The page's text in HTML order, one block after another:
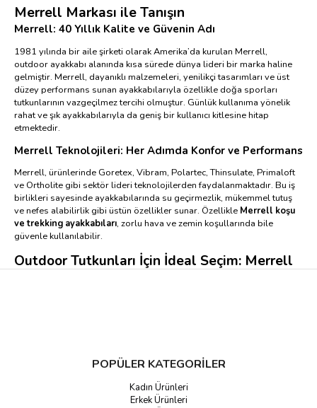
Merrell Markası ile Tanışın
Merrell: 40 Yıllık Kalite ve Güvenin Adı
1981 yılında bir aile şirketi olarak Amerika’da kurulan Merrell,
outdoor ayakkabı alanında kısa sürede dünya lideri bir marka haline
gelmiştir. Merrell, dayanıklı malzemeleri, yenilikçi tasarımları ve üst
düzey performans sunan ayakkabılarıyla özellikle doğa sporları
tutkunlarının vazgeçilmez tercihi olmuştur. Günlük kullanıma yönelik
rahat ve şık ayakkabılarıyla da geniş bir kullanıcı kitlesine hitap
etmektedir.
Merrell Teknolojileri: Her Adımda Konfor ve Performans
Merrell, ürünlerinde Goretex, Vibram, Polartec, Thinsulate, Primaloft
ve Ortholite gibi sektör lideri teknolojilerden faydalanmaktadır. Bu iş
birlikleri sayesinde ayakkabılarında su geçirmezlik, mükemmel tutuş
ve nefes alabilirlik gibi üstün özellikler sunar. Özellikle Merrell koşu
ve trekking ayakkabıları, zorlu hava ve zemin koşullarında bile
güvenle kullanılabilir.
Outdoor Tutkunları İçin İdeal Seçim: Merrell
modelleri de şıklık ve konforu bir araya getiriyor.
Sadece ayakkabılarıyla değil, aynı zamanda şapka, tişört, tayt ve mont
POPÜLER KATEGORİLER
Kadın Ürünleri
Erkek Ürünleri